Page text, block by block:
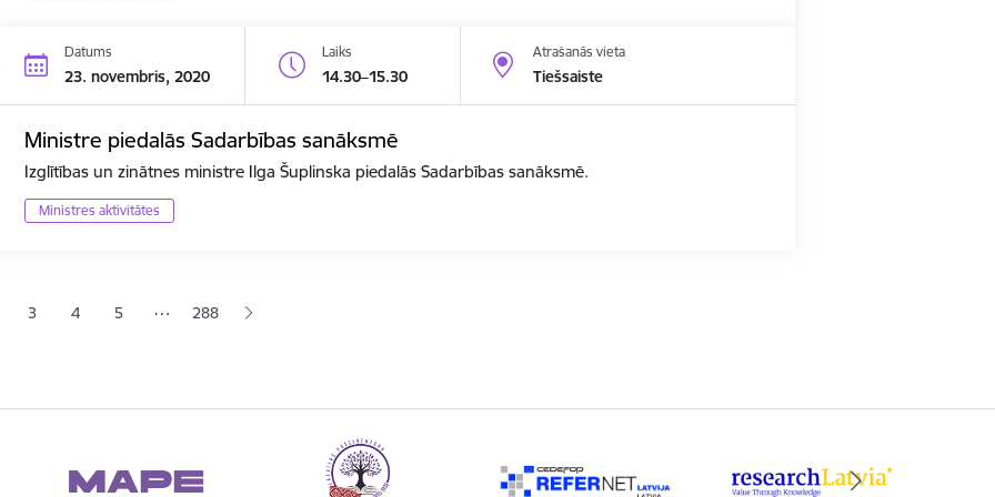
Datums
23. novembris, 2020
Laiks
14.30–15.30
Atrašanās vieta
Tiešsaiste
Ministre piedalās Sadarbības sanāksmē
Izglītības un zinātnes ministre Ilga Šuplinska piedalās Sadarbības sanāksmē.
Ministres aktivitātes
lapaLapa
3 Lapa
4 Lapa
5 … 288